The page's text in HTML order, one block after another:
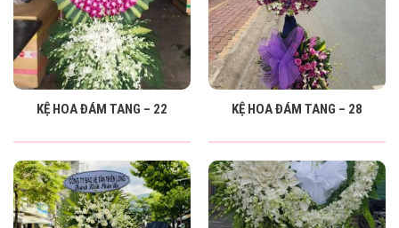
KỆ HOA ĐÁM TANG – 22 KỆ HOA ĐÁM TANG – 28